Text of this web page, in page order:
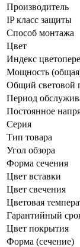
Производитель
IP класс защиты
Способ монтажа
Цвет
Индекс
Мощность
Общий световой
Период
Постоянное
Серия
Тип товара
Угол обзора
Форма сечения
Цвет вставки
Цвет свечения
Цветовая
Гарантийный
Цвет покрытия
Форма (сечение)